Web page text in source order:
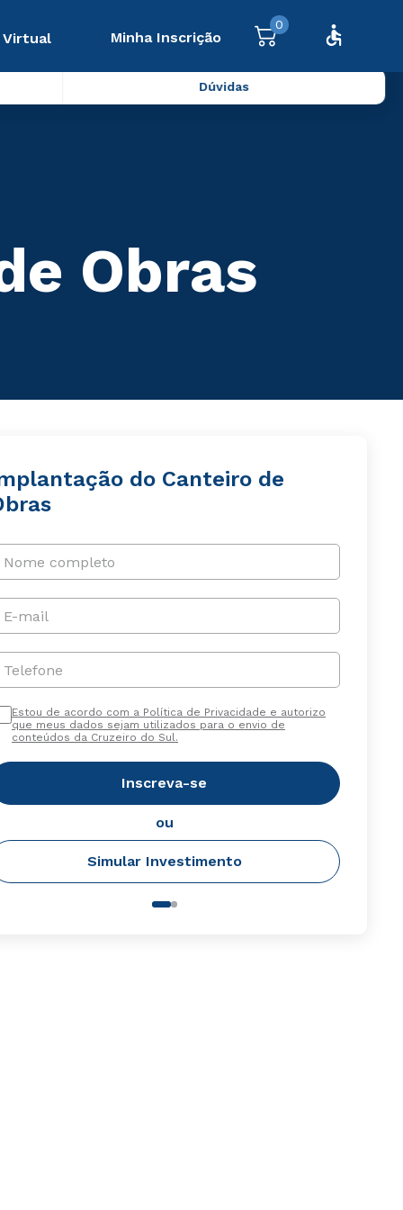
Virtual Minha Inscrição
0
Dúvidas
Obras
do Canteiro de
Nome completo
E-mail
Telefone
Estou de acordo com a Política de Privacidade e autorizo
que meus dados sejam utilizados para o envio de
conteúdos da Cruzeiro do Sul.
Inscreva-se
ou
Simular Investimento